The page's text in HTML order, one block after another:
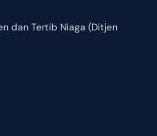
dan Tertib Niaga (Ditjen